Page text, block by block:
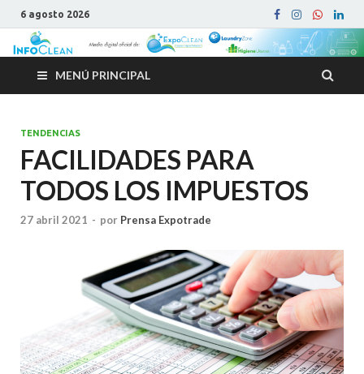
6 agosto 2026
MENÚ PRINCIPAL
TENDENCIAS
FACILIDADES PARA
TODOS LOS IMPUESTOS
27 abril 2021 - por Prensa Expotrade